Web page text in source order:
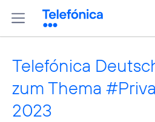
Telefónica
zum Thema
2023